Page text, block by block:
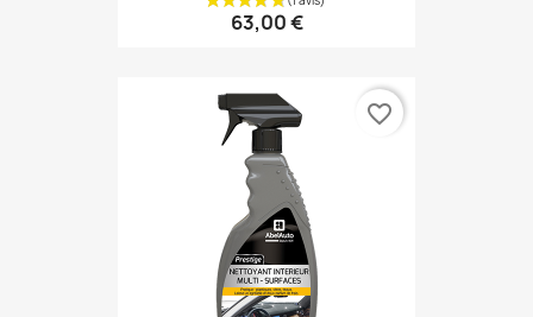
63,00 €
favorite_border